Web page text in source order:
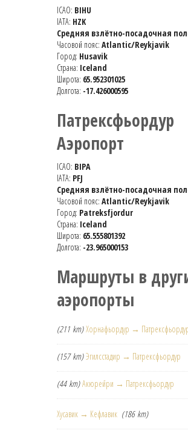
ICAO: BIHU
IATA: HZK
Средняя взлётно-посадочная
Часовой пояс: Atlantic/Reykjavik
Город: Husavik
Страна: Iceland
Широта: 65.952301025
Долгота: -17.426000595
Патрексфьордур
Аэропорт
ICAO: BIPA
IATA: PFJ
Средняя взлётно-посадочная
Часовой пояс: Atlantic/Reykjavik
Город: Patreksfjordur
Страна: Iceland
Широта: 65.555801392
Долгота: -23.965000153
Маршруты в
аэропорты
(211 km) Хорнафьордур →
(157 km) Эгилсстадир → Патрексфьордур
(44 km) Акюрейри → Патрексфьордур
Хусавик → Кефлавик (186 km)